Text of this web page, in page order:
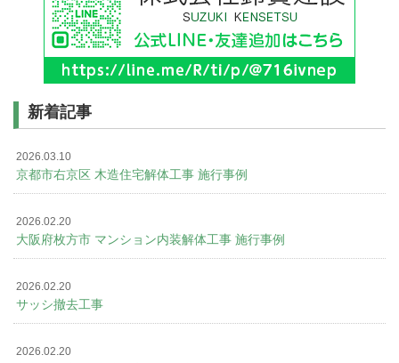
新着記事
2026.03.10
京都市右京区 木造住宅解体工事 施行事例
2026.02.20
大阪府枚方市 マンション内装解体工事 施行事例
2026.02.20
サッシ撤去工事
2026.02.20